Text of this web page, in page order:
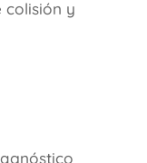
colisión y